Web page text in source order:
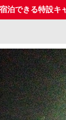
泊できる特設キ